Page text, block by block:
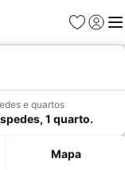
Favoritos
Iniciar
e quartos
1 quarto.
Mapa